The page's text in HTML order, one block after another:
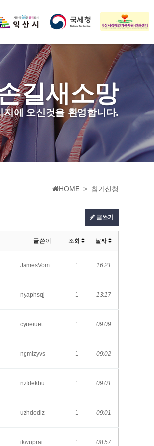
길새소망
에 오신것을 환영합니다.
HOME > 참가신청
글쓰기
글쓴이 조회 날짜
JamesVom 1 16:21
nyaphsqj 1 13:17
cyueiuet 1 09:09
ngmizyvs 1 09:02
nzfdekbu 1 09:01
uzhdodiz 1 09:01
ikwuprai 1 08:57